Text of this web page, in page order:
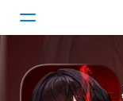
Today